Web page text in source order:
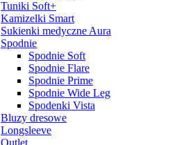
Tuniki Soft+
Kamizelki Smart
Sukienki medyczne Aura
Spodnie
Spodnie Soft
Spodnie Flare
Spodnie Prime
Spodnie Wide Leg
Spodenki Vista
Bluzy dresowe
Longsleeve
Outlet